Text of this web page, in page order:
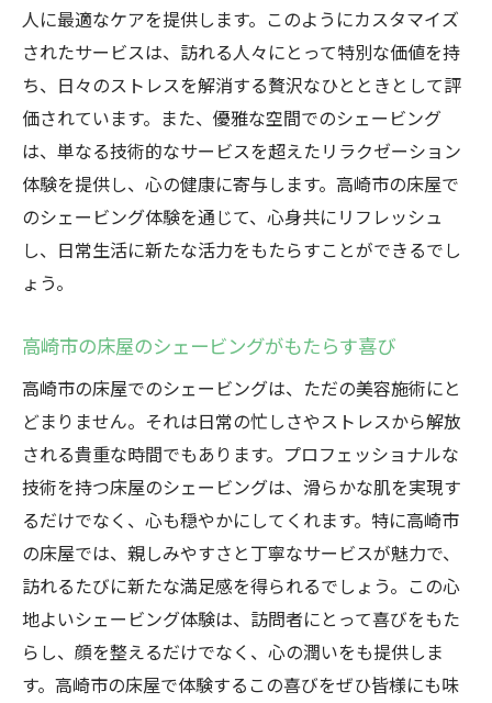
人に最適なケアを提供します。このようにカスタマイズ
されたサービスは、訪れる人々にとって特別な価値を持
ち、日々のストレスを解消する贅沢なひとときとして評
価されています。また、優雅な空間でのシェービング
は、単なる技術的なサービスを超えたリラクゼーション
体験を提供し、心の健康に寄与します。高崎市の床屋で
のシェービング体験を通じて、心身共にリフレッシュ
し、日常生活に新たな活力をもたらすことができるでし
ょう。
高崎市の床屋のシェービングがもたらす喜び
高崎市の床屋でのシェービングは、ただの美容施術にと
どまりません。それは日常の忙しさやストレスから解放
される貴重な時間でもあります。プロフェッショナルな
技術を持つ床屋のシェービングは、滑らかな肌を実現す
るだけでなく、心も穏やかにしてくれます。特に高崎市
の床屋では、親しみやすさと丁寧なサービスが魅力で、
訪れるたびに新たな満足感を得られるでしょう。この心
地よいシェービング体験は、訪問者にとって喜びをもた
らし、顔を整えるだけでなく、心の潤いをも提供しま
す。高崎市の床屋で体験するこの喜びをぜひ皆様にも味